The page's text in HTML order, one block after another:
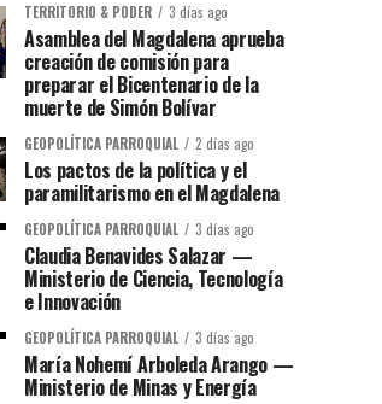
TERRITORIO & PODER 3 días ago
Asamblea del Magdalena aprueba
creación de comisión para
preparar el Bicentenario de la
muerte de Simón Bolívar
GEOPOLÍTICA PARROQUIAL 2 días ago
Los pactos de la política y el
paramilitarismo en el Magdalena
GEOPOLÍTICA PARROQUIAL 3 días ago
Claudia Benavides Salazar —
Ministerio de Ciencia, Tecnología
e Innovación
GEOPOLÍTICA PARROQUIAL 3 días ago
María Nohemí Arboleda Arango —
Ministerio de Minas y Energía